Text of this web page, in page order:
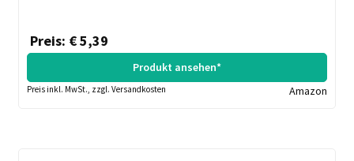
Preis: € 5,39
Produkt ansehen*
Preis inkl. MwSt., zzgl. Versandkosten Amazon